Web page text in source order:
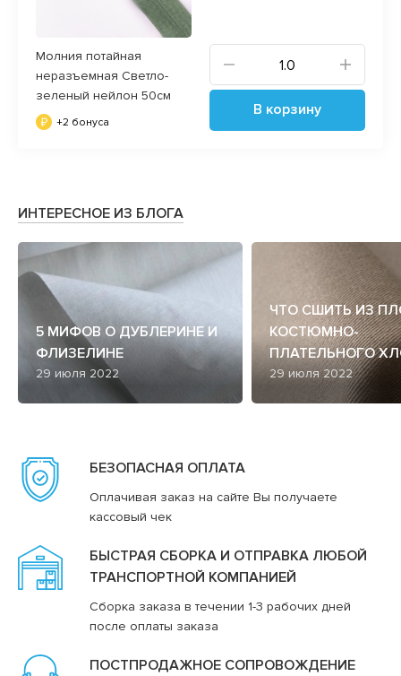
Молния потайная
неразъемная Светло-
зеленый нейлон 50см
+2 бонуса
В корзину
ИНТЕРЕСНОЕ ИЗ БЛОГА
5 МИФОВ О ДУБЛЕРИНЕ И
ФЛИЗЕЛИНЕ
29 июля 2022
ЧТО СШИТЬ ИЗ
КОСТЮМНО-
ПЛАТЕЛЬНОГО
29 июля 2022
БЕЗОПАСНАЯ ОПЛАТА
Оплачивая заказ на сайте Вы получаете
кассовый чек
БЫСТРАЯ СБОРКА И ОТПРАВКА ЛЮБОЙ
ТРАНСПОРТНОЙ КОМПАНИЕЙ
Сборка заказа в течении 1-3 рабочих дней
после оплаты заказа
ПОСТПРОДАЖНОЕ СОПРОВОЖДЕНИЕ